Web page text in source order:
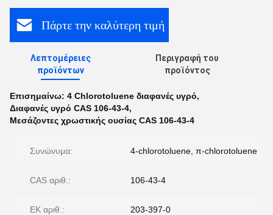
Πάρτε την καλύτερη τιμή
Λεπτομέρειες
προϊόντων
Περιγραφή του
προϊόντος
Επισημαίνω: 4 Chlorotoluene διαφανές υγρό,
Διαφανές υγρό CAS 106-43-4,
Μεσάζοντες χρωστικής ουσίας CAS 106-43-4
Συνώνυμα: 4-chlorotoluene, π-chlorotoluene
CAS αριθ.: 106-43-4
ΕΚ αριθ.: 203-397-0